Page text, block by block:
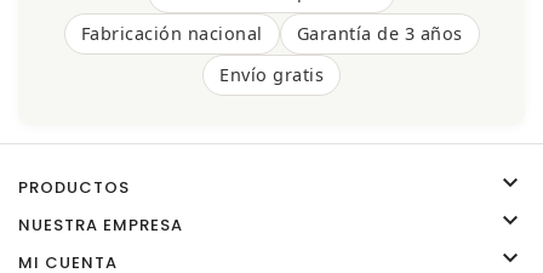
Fabricación nacional
Garantía de 3 años
Envío gratis
PRODUCTOS 
NUESTRA EMPRESA 
MI CUENTA 